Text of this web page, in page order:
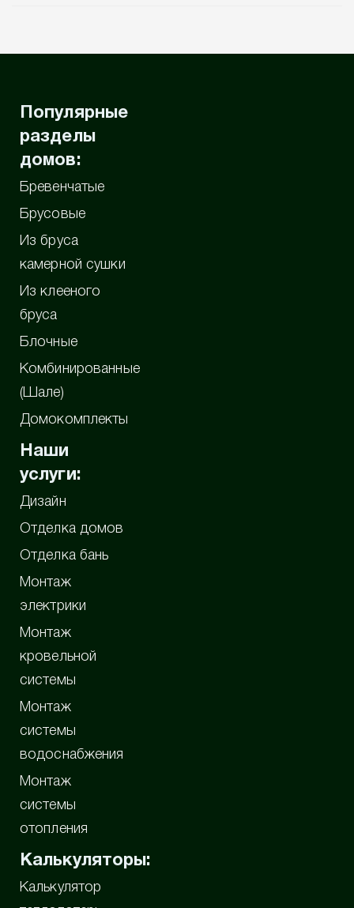
Популярные
разделы
домов:
Бревенчатые
Брусовые
Из бруса
камерной сушки
Из клееного
бруса
Блочные
Комбинированные
(Шале)
Домокомплекты
Наши
услуги:
Дизайн
Отделка домов
Отделка бань
Монтаж
электрики
Монтаж
кровельной
системы
Монтаж
системы
водоснабжения
Монтаж
системы
отопления
Калькуляторы:
Калькулятор